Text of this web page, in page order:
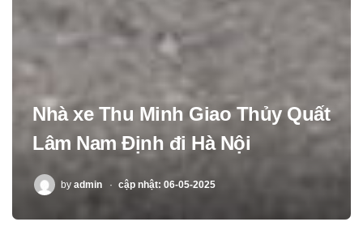
Nhà xe Thu Minh Giao Thủy Quất
Lâm Nam Định đi Hà Nội
POSTED
by admin cập nhật: 06-05-2025